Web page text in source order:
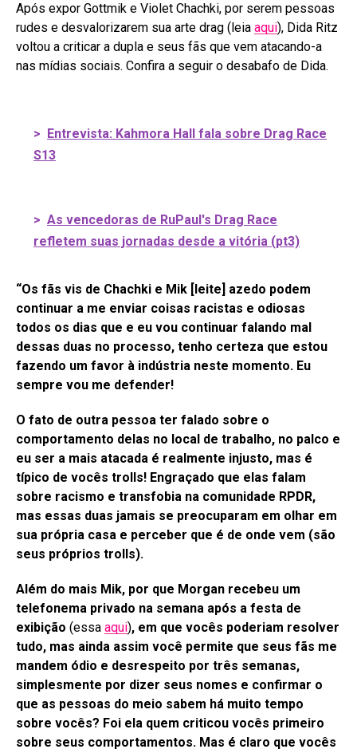
Após expor Gottmik e Violet Chachki, por serem pessoas
rudes e desvalorizarem sua arte drag (leia aqui), Dida Ritz
voltou a criticar a dupla e seus fãs que vem atacando-a
nas mídias sociais. Confira a seguir o desabafo de Dida.
> Entrevista: Kahmora Hall fala sobre Drag Race
S13
> As vencedoras de RuPaul's Drag Race
refletem suas jornadas desde a vitória (pt3)
“Os fãs vis de Chachki e Mik [leite] azedo podem
continuar a me enviar coisas racistas e odiosas
todos os dias que e eu vou continuar falando mal
dessas duas no processo, tenho certeza que estou
fazendo um favor à indústria neste momento. Eu
sempre vou me defender!
O fato de outra pessoa ter falado sobre o
comportamento delas no local de trabalho, no palco e
eu ser a mais atacada é realmente injusto, mas é
típico de vocês trolls! Engraçado que elas falam
sobre racismo e transfobia na comunidade RPDR,
mas essas duas jamais se preocuparam em olhar em
sua própria casa e perceber que é de onde vem (são
seus próprios trolls).
Além do mais Mik, por que Morgan recebeu um
telefonema privado na semana após a festa de
exibição (essa aqui), em que vocês poderiam resolver
tudo, mas ainda assim você permite que seus fãs me
mandem ódio e desrespeito por três semanas,
simplesmente por dizer seus nomes e confirmar o
que as pessoas do meio sabem há muito tempo
sobre vocês? Foi ela quem criticou vocês primeiro
sobre seus comportamentos. Mas é claro que vocês